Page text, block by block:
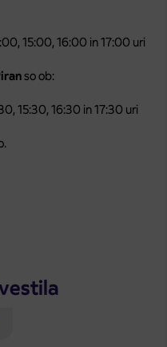
15:00, 16:00 in 17:00 uri
so ob:
15:30, 16:30 in 17:30 uri